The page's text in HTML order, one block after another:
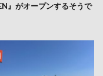
』がオープンするそうで